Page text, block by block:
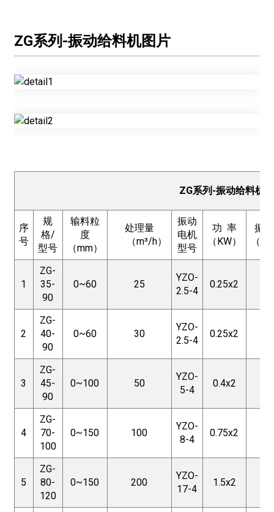
ZG系列-振动给料机图片
ZG系列-振动给料机
序
号
规
格/
型号
输料粒
度
（mm）
处理量
（m³/h）
振动
电机
型号
功 率
（KW）
振
（
1
ZG-
35-
90
0~60 25
YZO-
2.5-4
0.25x2
2
ZG-
40-
90
0~60 30
YZO-
2.5-4
0.25x2
3
ZG-
45-
90
0~100 50
YZO-
5-4
0.4x2
4
ZG-
70-
100
0~150 100
YZO-
8-4
0.75x2
5
ZG-
80-
120
0~150 200
YZO-
17-4
1.5x2